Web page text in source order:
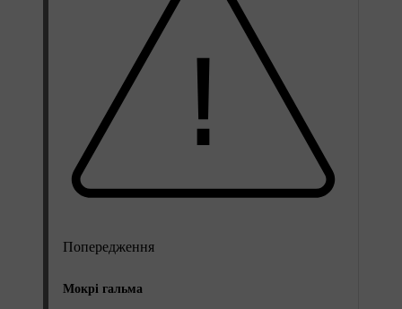
Попередження
Мокрі гальма